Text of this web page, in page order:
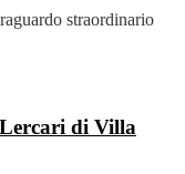
straordinario
di Villa